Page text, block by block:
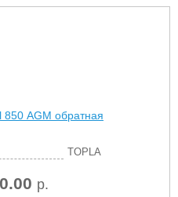
AGM обратная
TOPLA
р.